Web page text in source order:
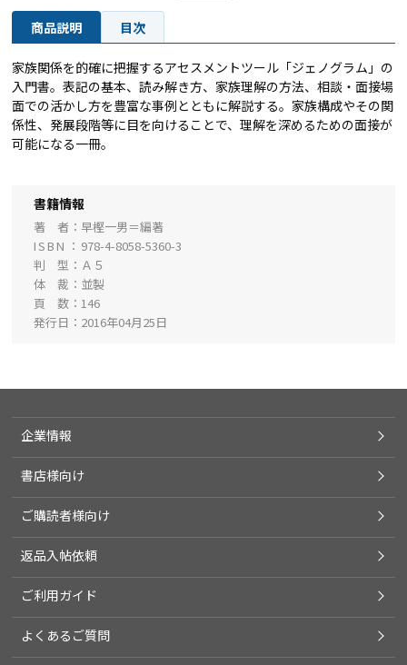
商品説明 目次
家族関係を的確に把握するアセスメントツール「ジェノグラム」の
入門書。表記の基本、読み解き方、家族理解の方法、相談・面接場
面での活かし方を豊富な事例とともに解説する。家族構成やその関
係性、発展段階等に目を向けることで、理解を深めるための面接が
可能になる一冊。
書籍情報
著 者
早樫一男＝編著
ISBN
978-4-8058-5360-3
判 型
Ａ５
体 裁
並製
頁 数
146
発行日
2016年04月25日
企業情報
書店様向け
ご購読者様向け
返品入帖依頼
ご利用ガイド
よくあるご質問